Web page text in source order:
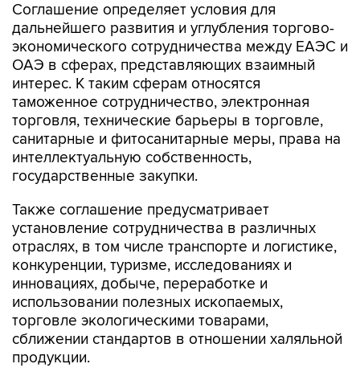
Соглашение определяет условия для
дальнейшего развития и углубления торгово-
экономического сотрудничества между ЕАЭС и
ОАЭ в сферах, представляющих взаимный
интерес. К таким сферам относятся
таможенное сотрудничество, электронная
торговля, технические барьеры в торговле,
санитарные и фитосанитарные меры, права на
интеллектуальную собственность,
государственные закупки.
Также соглашение предусматривает
установление сотрудничества в различных
отраслях, в том числе транспорте и логистике,
конкуренции, туризме, исследованиях и
инновациях, добыче, переработке и
использовании полезных ископаемых,
торговле экологическими товарами,
сближении стандартов в отношении халяльной
продукции.